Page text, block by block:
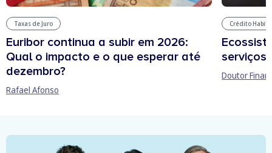
Taxas de Juro
Euribor continua a subir em 2026:
Qual o impacto e o que esperar até
dezembro?
Rafael Afonso
Crédito
serviços
Doutor